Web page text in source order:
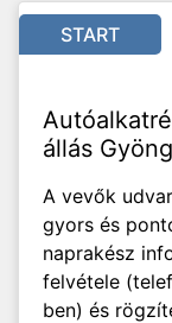
START
állás
A vevők
gyors és
naprakész
felvétele
ben) és